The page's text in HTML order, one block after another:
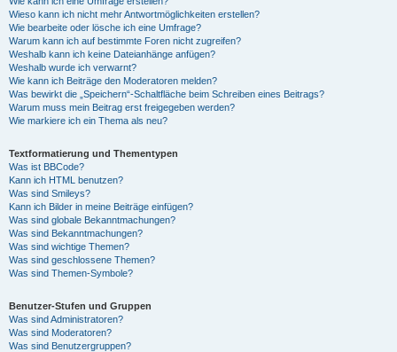
Wieso kann ich nicht mehr Antwortmöglichkeiten erstellen?
Wie bearbeite oder lösche ich eine Umfrage?
Warum kann ich auf bestimmte Foren nicht zugreifen?
Weshalb kann ich keine Dateianhänge anfügen?
Weshalb wurde ich verwarnt?
Wie kann ich Beiträge den Moderatoren melden?
Was bewirkt die „Speichern“-Schaltfläche beim Schreiben eines Beitrags?
Warum muss mein Beitrag erst freigegeben werden?
Wie markiere ich ein Thema als neu?
Textformatierung und Thementypen
Was ist BBCode?
Kann ich HTML benutzen?
Was sind Smileys?
Kann ich Bilder in meine Beiträge einfügen?
Was sind globale Bekanntmachungen?
Was sind Bekanntmachungen?
Was sind wichtige Themen?
Was sind geschlossene Themen?
Was sind Themen-Symbole?
Benutzer-Stufen und Gruppen
Was sind Administratoren?
Was sind Moderatoren?
Was sind Benutzergruppen?